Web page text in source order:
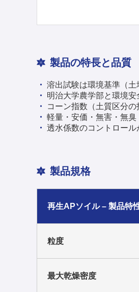
製品の特長と品質
溶出試験は環境基準（
明治大学農学部と環境
コーン指数（土質区分
軽量・安価・無害・無臭
透水係数のコントロール
製品規格
再生APソイル – 製品特
粒度
最大乾燥密度